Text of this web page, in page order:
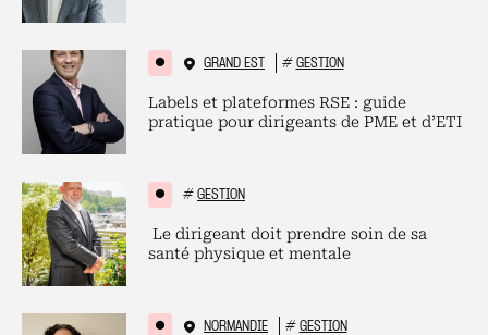
GRAND EST # GESTION
Labels et plateformes RSE : guide
pratique pour dirigeants de PME et d’ETI
# GESTION
Le dirigeant doit prendre soin de sa
santé physique et mentale
NORMANDIE # GESTION